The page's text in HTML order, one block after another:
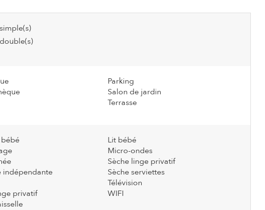
Parking
Salon de jardin
Terrasse
indépendante
privatif
Lit bébé
Micro-ondes
Sèche linge privatif
Sèche serviettes
Télévision
WIFI